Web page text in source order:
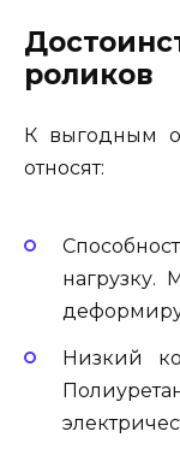
роликов
К выгодным
относят:
нагрузку.
Низкий